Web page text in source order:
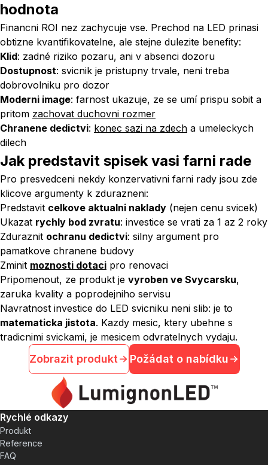
hodnota
Financni ROI nez zachycuje vse. Prechod na LED prinasi
obtizne kvantifikovatelne, ale stejne dulezite benefity:
Klid: zadné riziko pozaru, ani v absenci dozoru
Dostupnost: svicnik je pristupny trvale, neni treba
dobrovolniku pro dozor
Moderni image: farnost ukazuje, ze se umí prispu sobit a
pritom zachovat duchovni rozmer
Chranene dedictvi: konec sazi na zdech a umeleckych
dilech
Jak predstavit spisek vasi farni rade
Pro presvedceni nekdy konzervativni farni rady jsou zde
klicove argumenty k zdurazneni:
Predstavit celkove aktualni naklady (nejen cenu svicek)
Ukazat rychly bod zvratu: investice se vrati za 1 az 2 roky
Zduraznit ochranu dedictvi: silny argument pro
pamatkove chranene budovy
Zminit moznosti dotaci pro renovaci
Pripomenout, ze produkt je vyroben ve Svycarsku,
zaruka kvality a poprodejniho servisu
Navratnost investice do LED svicniku neni slib: je to
matematicka jistota. Kazdy mesic, ktery ubehne s
tradicnimi svickami, je mesicem odvratelnych vydaju.
Zobrazit produkt Požádat o nabídku
Rychlé odkazy
Produkt
Reference
FAQ